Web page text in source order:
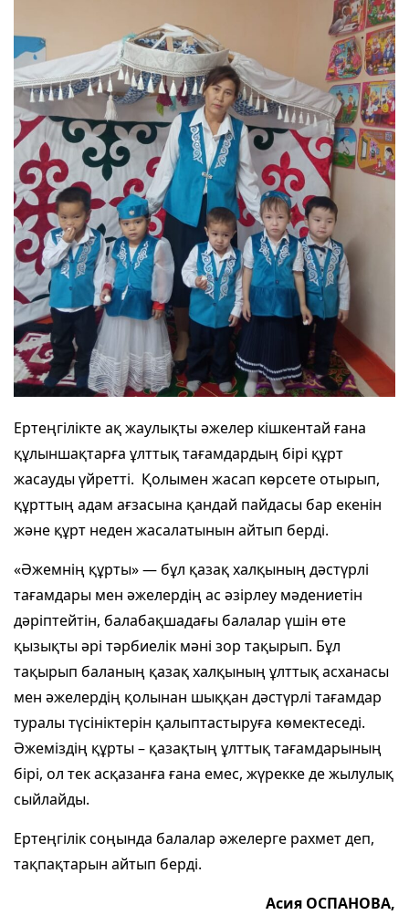
Ертеңгілікте ақ жаулықты әжелер кішкентай ғана
құлыншақтарға ұлттық тағамдардың бірі құрт
жасауды үйретті. Қолымен жасап көрсете отырып,
құрттың адам ағзасына қандай пайдасы бар екенін
және құрт неден жасалатынын айтып берді.
«Әжемнің құрты» — бұл қазақ халқының дәстүрлі
тағамдары мен әжелердің ас әзірлеу мәдениетін
дәріптейтін, балабақшадағы балалар үшін өте
қызықты әрі тәрбиелік мәні зор тақырып. Бұл
тақырып баланың қазақ халқының ұлттық асханасы
мен әжелердің қолынан шыққан дәстүрлі тағамдар
туралы түсініктерін қалыптастыруға көмектеседі.
Әжеміздің құрты – қазақтың ұлттық тағамдарының
бірі, ол тек асқазанға ғана емес, жүрекке де жылулық
сыйлайды.
Ертеңгілік соңында балалар әжелерге рахмет деп,
тақпақтарын айтып берді.
Асия ОСПАНОВА,